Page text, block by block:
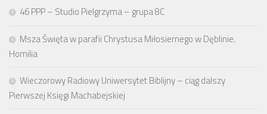
46 PPP – Studio Pielgrzyma – grupa 8C
Msza Święta w parafii Chrystusa Miłosiernego w Dęblinie.
Homilia
Wieczorowy Radiowy Uniwersytet Biblijny – ciąg dalszy
Pierwszej Księgi Machabejskiej